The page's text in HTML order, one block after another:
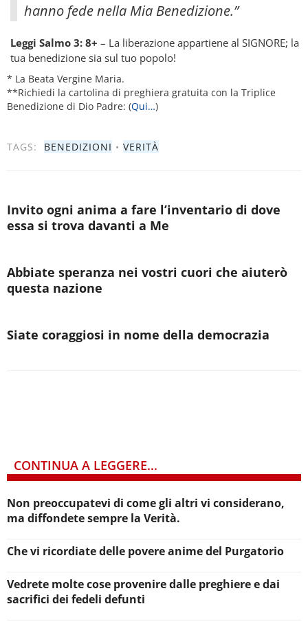
hanno fede nella Mia Benedizione.”
Leggi Salmo 3: 8+ – La liberazione appartiene al SIGNORE; la
tua benedizione sia sul tuo popolo!
* La Beata Vergine Maria.
**Richiedi la cartolina di preghiera gratuita con la Triplice
Benedizione di Dio Padre: (Qui…)
TAGS: BENEDIZIONI • VERITÀ
Invito ogni anima a fare l’inventario di dove
essa si trova davanti a Me
Abbiate speranza nei vostri cuori che aiuterò
questa nazione
Siate coraggiosi in nome della democrazia
CONTINUA A LEGGERE...
Non preoccupatevi di come gli altri vi considerano,
ma diffondete sempre la Verità.
Che vi ricordiate delle povere anime del Purgatorio
Vedrete molte cose provenire dalle preghiere e dai
sacrifici dei fedeli defunti